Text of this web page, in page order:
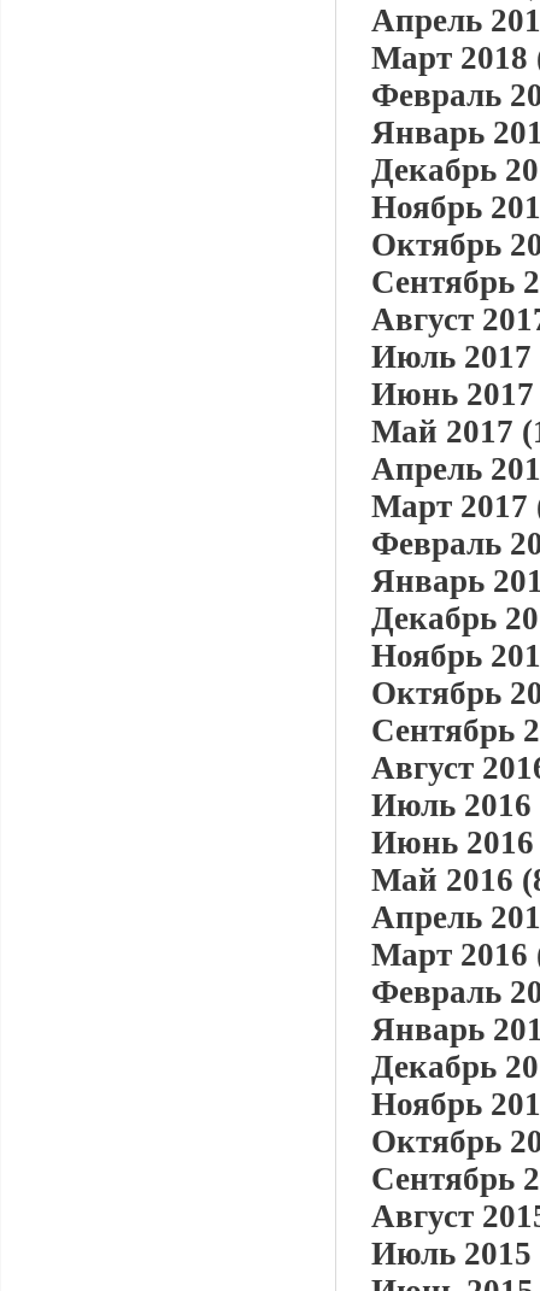
Апрель
Март 2018
Февраль
Январь
Декабрь
Ноябрь
Октябрь
Сентябрь
Август
Июль 2017
Июнь 2017
Май 2017
Апрель
Март 2017
Февраль
Январь
Декабрь
Ноябрь
Октябрь
Сентябрь
Август
Июль 2016
Июнь 2016
Май 2016
Апрель
Март 2016
Февраль
Январь
Декабрь
Ноябрь
Октябрь
Сентябрь
Август
Июль 2015